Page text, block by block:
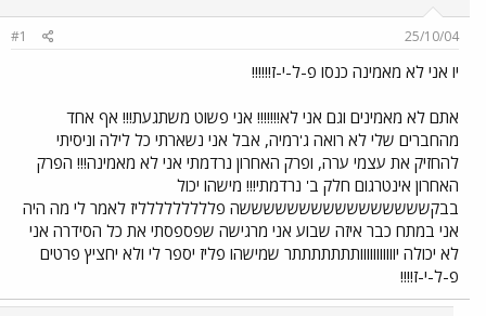
ש
א
ר
25/10/04
#1
יו אני לא מאמינה כנסו פ-ל-י-ז!!!!!!
אתם לא מאמינים וגם אני לא!!!!!!! אני פשוט משתגעת!!! אף אחד
מהחברים שלי לא רואה ג'רמיה, אבל אני נשארתי כל לילה וניסיתי
להחזיק את עצמי ערה, ופרק האחרון נרדמתי אני לא מאמינה!!! הפרק
האחרון אינטרגום חלק ב' נרדמתי!!! מישהו יכול
בבקששששששששששששששששה פללללללללליז לאמר לי מה היה
אני במתח כבר איזה שבוע אני מרגישה שפספסתי את כל הסידרה אני
לא יכולה יווווווווווותתתתתתתר שמישהו פליז יספר לי ולא יחציץ פרטים
פ-ל-י-ז!!!!